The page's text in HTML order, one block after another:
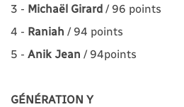
3 - Michaël Girard / 96 points
4 - Raniah / 94 points
5 - Anik Jean / 94points
GÉNÉRATION Y